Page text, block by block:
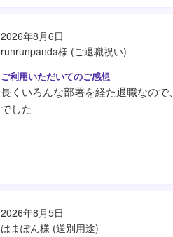
2026年8月6日
runrunpanda様 (ご退職祝い)
長くいろんな部署を経た退職なの
でした
2026年8月5日
はまぽん様 (送別用途)